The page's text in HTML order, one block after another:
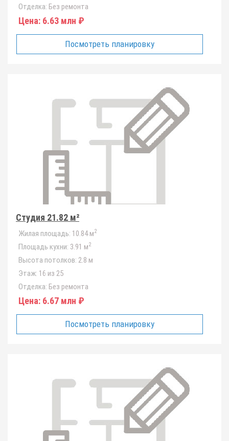
Отделка: Без ремонта
Цена: 6.63 млн ₽
Посмотреть планировку
Студия 21.82 м²
Жилая площадь: 10.84 м2
Площадь кухни: 3.91 м2
Высота потолков: 2.8 м
Этаж: 16 из 25
Отделка: Без ремонта
Цена: 6.67 млн ₽
Посмотреть планировку